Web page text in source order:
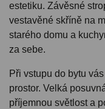
estetiku. Závěsné
vestavěné skříně na
starého domu a
za sebe.
Při vstupu do bytu
prostor. Velká
příjemnou světlost a